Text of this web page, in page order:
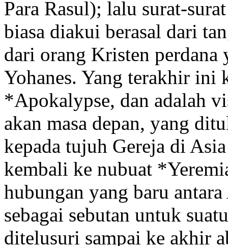
Para Rasul); lalu surat-
biasa diakui berasal dari
dari orang Kristen
Yohanes. Yang terakhir ini
*Apokalypse, dan adalah
akan masa depan, yang
kepada tujuh Gereja di
kembali ke nubuat
hubungan yang baru
sebagai sebutan untuk
ditelusuri sampai ke akhir